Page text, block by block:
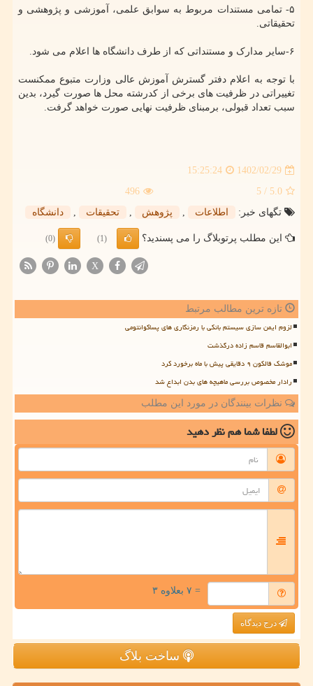
۵- تمامی مستندات مربوط به سوابق علمی، آموزشی و پژوهشی و
تحقیقاتی.
۶-سایر مدارک و مستنداتی که از طرف دانشگاه ها اعلام می شود.
با توجه به اعلام دفتر گسترش آموزش عالی وزارت متبوع ممکنست
تغییراتی در ظرفیت های برخی از کدرشته محل ها صورت گیرد، بدین
سبب تعداد قبولی، برمبنای ظرفیت نهایی صورت خواهد گرفت.
1402/02/29
15:25:24
5.0
/ 5
496
تگهای خبر:
اطلاعات , پژوهش , تحقیقات , دانشگاه
این مطلب پرتوبلاگ را می پسندید؟ (1)
(0)
X
تازه ترین مطالب مرتبط
لزوم ایمن سازی سیستم بانکی با رمزنگاری های پساکوانتومی
ابوالقاسم قاسم زاده درگذشت
موشک فالکون ۹ دقایقی پیش با ماه برخورد کرد
رادار مخصوص بررسی ماهیچه های بدن ابداع شد
نظرات بینندگان در مورد این مطلب
لطفا شما همنظر دهید
= ۷ بعلاوه ۳
درج دیدگاه
ساخت بلاگ